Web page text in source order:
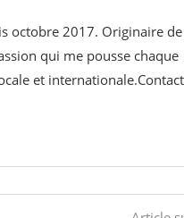
octobre 2017. Originaire de
qui me pousse chaque
et